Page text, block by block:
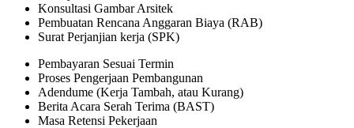
Konsultasi Gambar Arsitek
Pembuatan Rencana Anggaran Biaya (RAB)
Surat Perjanjian kerja (SPK)
Pembayaran Sesuai Termin
Proses Pengerjaan Pembangunan
Adendume (Kerja Tambah, atau Kurang)
Berita Acara Serah Terima (BAST)
Masa Retensi Pekerjaan